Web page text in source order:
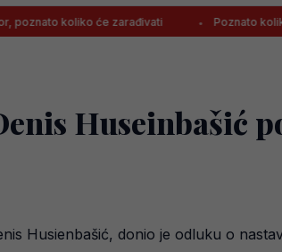
će zarađivati Poznato koliko će
Huseinbašić
Husienbašić, donio je odluku o